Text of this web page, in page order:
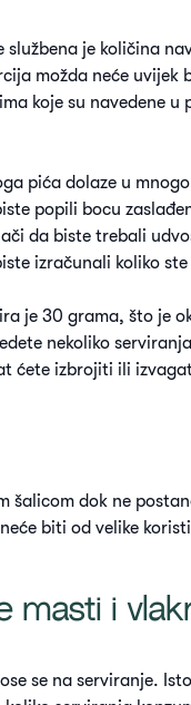
je količina
možda neće uvijek
koje su navedene u
pića dolaze u
popili bocu
da biste trebali
izračunali koliko
je 30 grama, što je
nekoliko
ćete izbrojiti ili
šalicom dok ne
biti od velike
masti i
se na serviranje.